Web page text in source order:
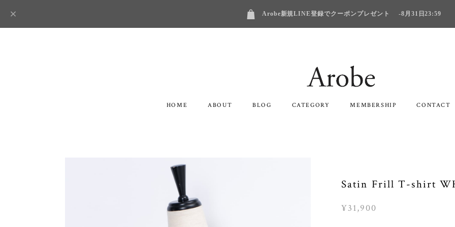
Arobe新規LINE登録でクーポンプレゼント -8月31日23:59
HOME ABOUT BLOG CATEGORY MEMBERSHIP CONTACT
Satin Frill T-shirt
¥31,900